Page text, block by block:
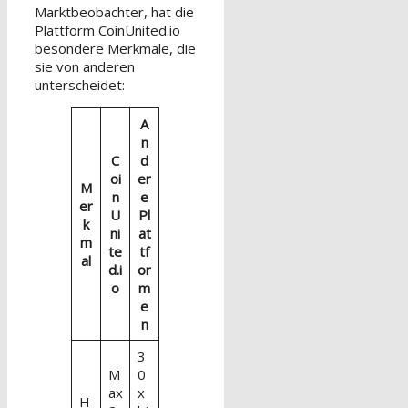
Marktbeobachter, hat die
Plattform CoinUnited.io
besondere Merkmale, die
sie von anderen
unterscheidet:
M
er
k
m
al
C
oi
n
U
ni
te
d.i
o
A
n
d
er
e
Pl
at
tf
or
m
e
n
H
M
ax
3
0
x